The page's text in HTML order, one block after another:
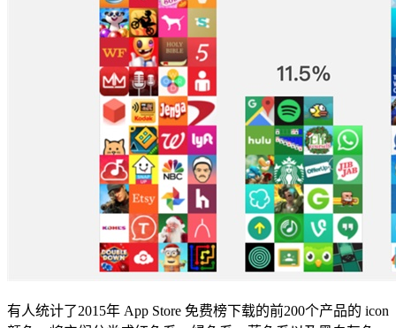
有人统计了2015年 App Store 免费榜下载的前200个产品的 icon